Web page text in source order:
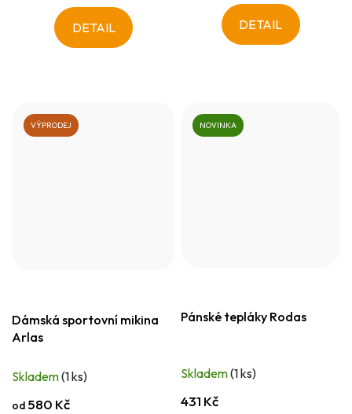
DETAIL DETAIL
VÝPRODEJ
Dámská sportovní mikina
Arlas
Skladem(1 ks)
od 580 Kč
NOVINKA
Pánské tepláky Rodas
Skladem(1 ks)
431 Kč